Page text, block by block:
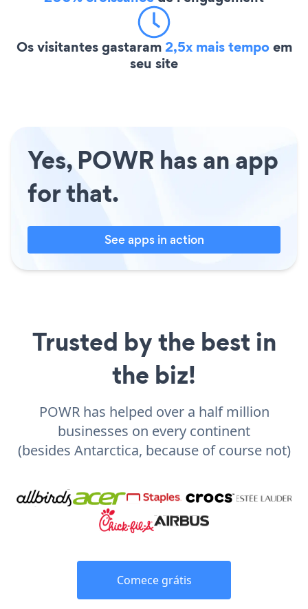
Os visitantes gastaram2,5x mais tempoem
seu site
Yes, POWR has an app
for that.
See apps in action
Trusted by the best in
the biz!
POWR has helped over a half million
businesses on every continent
(besides Antarctica, because of course not)
Comece grátis